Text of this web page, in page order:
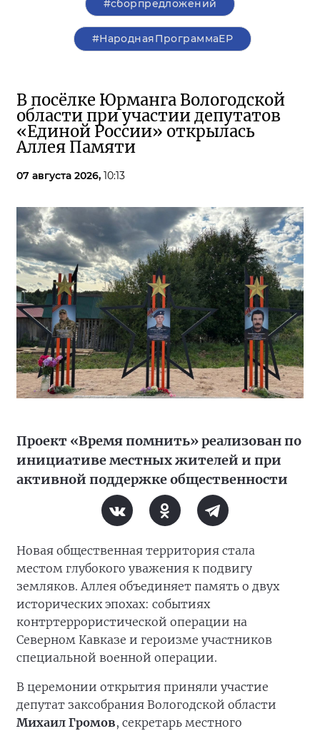
#сборпредложений
#НароднаяПрограммаЕР
В посёлке Юрманга Вологодской
области при участии депутатов
«Единой России» открылась
Аллея Памяти
07 августа 2026, 10:13
Проект «Время помнить» реализован по
инициативе местных жителей и при
активной поддержке общественности
Новая общественная территория стала
местом глубокого уважения к подвигу
земляков. Аллея объединяет память о двух
исторических эпохах: событиях
контртеррористической операции на
Северном Кавказе и героизме участников
специальной военной операции.
В церемонии открытия приняли участие
депутат заксобрания Вологодской области
Михаил Громов, секретарь местного